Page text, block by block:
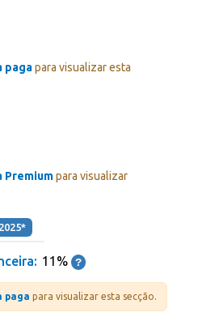
pagapara visualizar esta
Premiumpara visualizar
2025*
11%
paga para visualizar esta secção.